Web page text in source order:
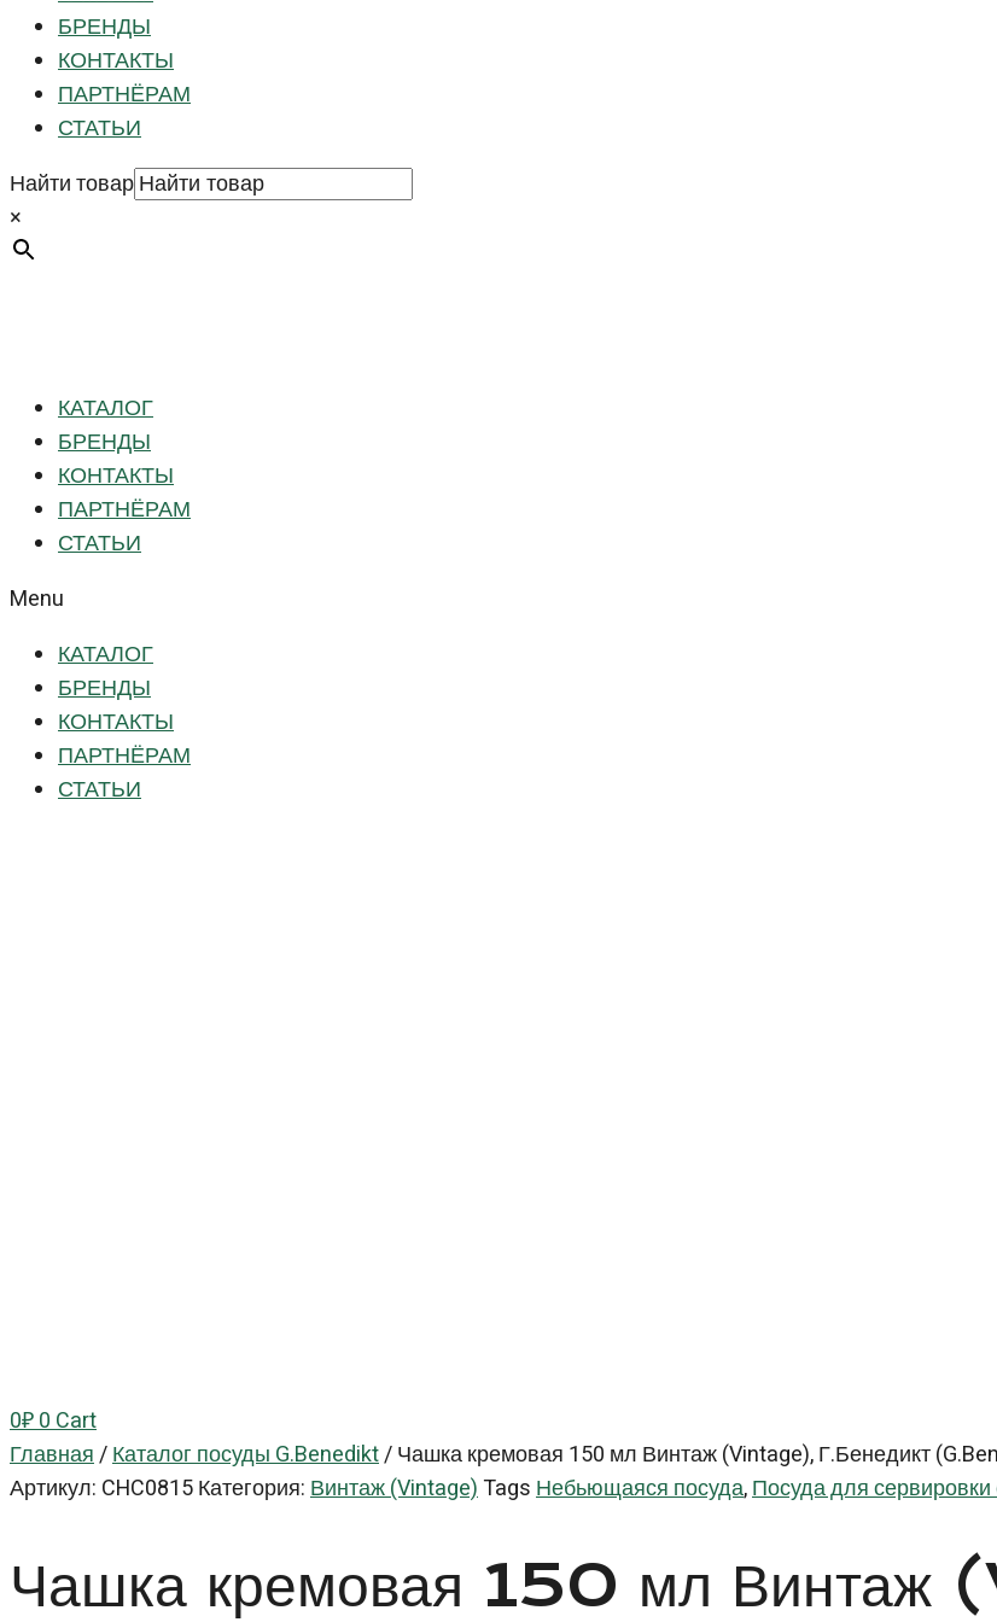
БРЕНДЫ
КОНТАКТЫ
ПАРТНЁРАМ
СТАТЬИ
Найти товар
×
КАТАЛОГ
БРЕНДЫ
КОНТАКТЫ
ПАРТНЁРАМ
СТАТЬИ
Menu
КАТАЛОГ
БРЕНДЫ
КОНТАКТЫ
ПАРТНЁРАМ
СТАТЬИ
0₽0Cart
Главная/Каталог посуды G.Benedikt/Чашка кремовая 150 мл Винтаж (Vintage), Г.Бенедикт
Артикул: CHC0815Категория:Винтаж (Vintage)TagsНебьющаяся посуда,Посуда для сервировки
Чашка кремовая 150 мл